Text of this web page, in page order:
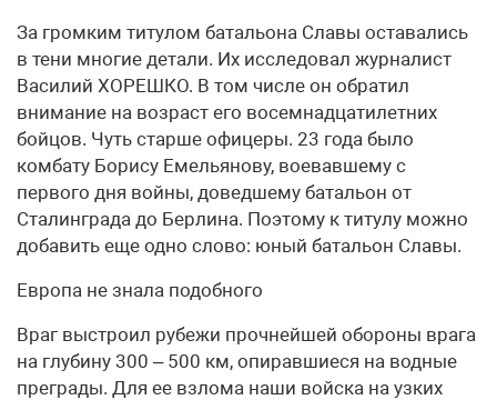
За громким титулом батальона Славы оставались
в тени многие детали. Их исследовал журналист
Василий ХОРЕШКО. В том числе он обратил
внимание на возраст его восемнадцатилетних
бойцов. Чуть старше офицеры. 23 года было
комбату Борису Емельянову, воевавшему с
первого дня войны, доведшему батальон от
Сталинграда до Берлина. Поэтому к титулу можно
добавить еще одно слово: юный батальон Славы.
Европа не знала подобного
Враг выстроил рубежи прочнейшей обороны врага
на глубину 300 – 500 км, опиравшиеся на водные
преграды. Для ее взлома наши войска на узких